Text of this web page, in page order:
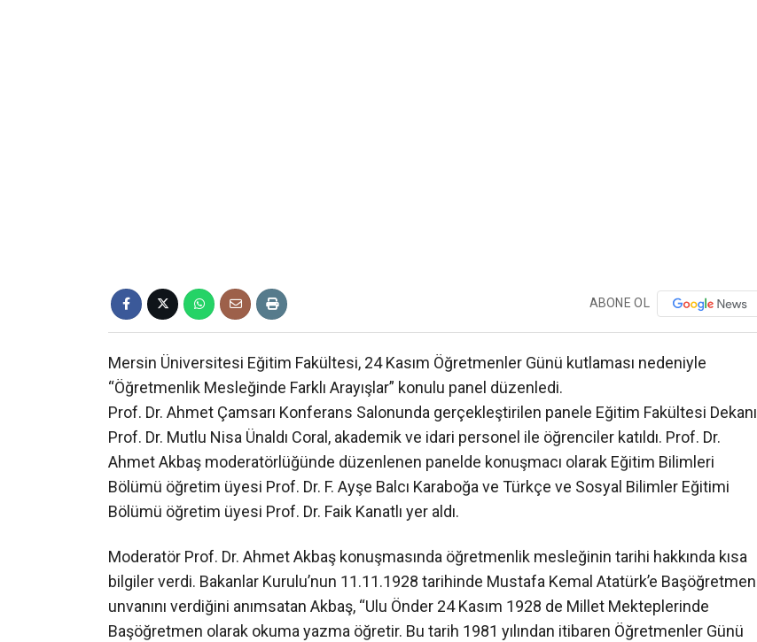
ABONE OL
Mersin Üniversitesi Eğitim Fakültesi, 24 Kasım Öğretmenler Günü kutlaması nedeniyle
“Öğretmenlik Mesleğinde Farklı Arayışlar” konulu panel düzenledi.
Prof. Dr. Ahmet Çamsarı Konferans Salonunda gerçekleştirilen panele Eğitim Fakültesi Dekanı
Prof. Dr. Mutlu Nisa Ünaldı Coral, akademik ve idari personel ile öğrenciler katıldı. Prof. Dr.
Ahmet Akbaş moderatörlüğünde düzenlenen panelde konuşmacı olarak Eğitim Bilimleri
Bölümü öğretim üyesi Prof. Dr. F. Ayşe Balcı Karaboğa ve Türkçe ve Sosyal Bilimler Eğitimi
Bölümü öğretim üyesi Prof. Dr. Faik Kanatlı yer aldı.
Moderatör Prof. Dr. Ahmet Akbaş konuşmasında öğretmenlik mesleğinin tarihi hakkında kısa
bilgiler verdi. Bakanlar Kurulu’nun 11.11.1928 tarihinde Mustafa Kemal Atatürk’e Başöğretmen
unvanını verdiğini anımsatan Akbaş, “Ulu Önder 24 Kasım 1928 de Millet Mekteplerinde
Başöğretmen olarak okuma yazma öğretir. Bu tarih 1981 yılından itibaren Öğretmenler Günü